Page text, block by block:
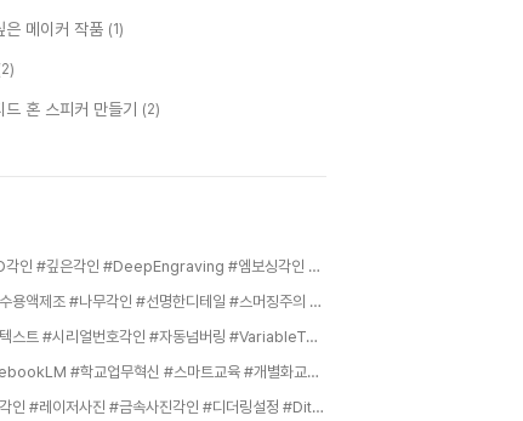
은 메이커 작품 (1)
드 혼 스피커 만들기 (2)
#2.5D각인 #깊은각인 #DeepEngraving #엠보싱각인 #금속부식각인 #코인각인 #레이저조각 #3D레이저마킹 #DeepEtch,
#붕사수용액제조 #나무각인 #선명한디테일 #스머징주의 #투명코팅마감,
#가변텍스트 #시리얼번호각인 #자동넘버링 #VariableText #레이저자동화 #일련번호마킹 #CSV데이터각인 #대량생산팁 #라이트번고급기능,
#NotebookLM #학교업무혁신 #스마트교육 #개별화교육 #교사행무경감 #AI협업툴 #근거중심AI #수업혁신,
#사진각인 #레이저사진 #금속사진각인 #디더링설정 #Dithering #레이저이미지마킹 #사진각인설정 #라이트번사진 #PhotoEngraving,